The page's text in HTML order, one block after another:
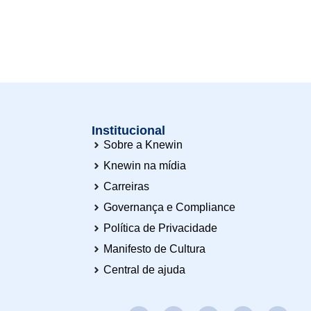
Institucional
Sobre a Knewin
Knewin na mídia
Carreiras
Governança e Compliance
Política de Privacidade
Manifesto de Cultura
Central de ajuda